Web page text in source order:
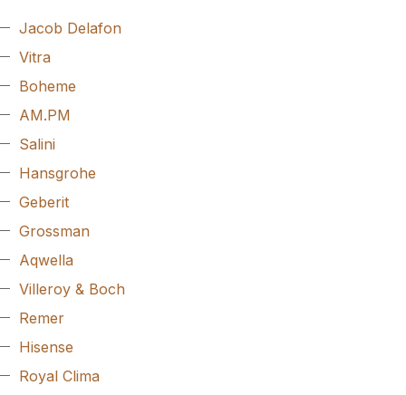
Jacob Delafon
Vitra
Boheme
AM.PM
Salini
Hansgrohe
Geberit
Grossman
Aqwella
Villeroy & Boch
Remer
Hisense
Royal Clima